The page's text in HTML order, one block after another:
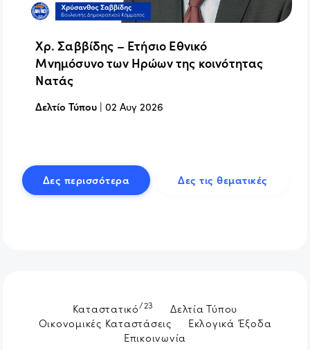
Χρ. Σαββίδης – Ετήσιο Εθνικό
Μνημόσυνο των Ηρώων της κοινότητας
Νατάς
Δελτίο Τύπου |02 Αυγ 2026
Δες περισσότερα Δες τις θεματικές
Καταστατικό/23
Δελτία Τύπου
Οικονομικές Καταστάσεις
Εκλογικά Έξοδα
Επικοινωνία